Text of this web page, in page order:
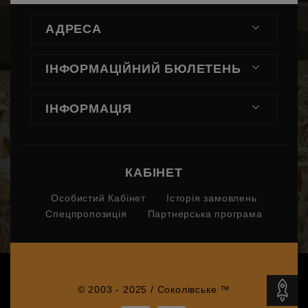
АДРЕСА
ІНФОРМАЦІЙНИЙ БЮЛЕТЕНЬ
ІНФОРМАЦІЯ
КАБІНЕТ
Особистий Кабінет
Історія замовлень
Спецпропозиція
Партнерська програма
© 2003 - 2025 / Соколівське ™